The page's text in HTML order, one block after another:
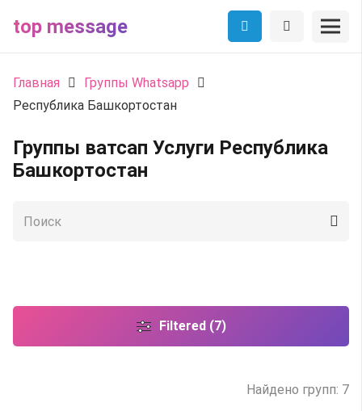
top message
Главная
Группы Whatsapp
Республика Башкортостан
Группы ватсап Услуги Республика
Башкортостан
Filtered (7)
Найдено групп: 7